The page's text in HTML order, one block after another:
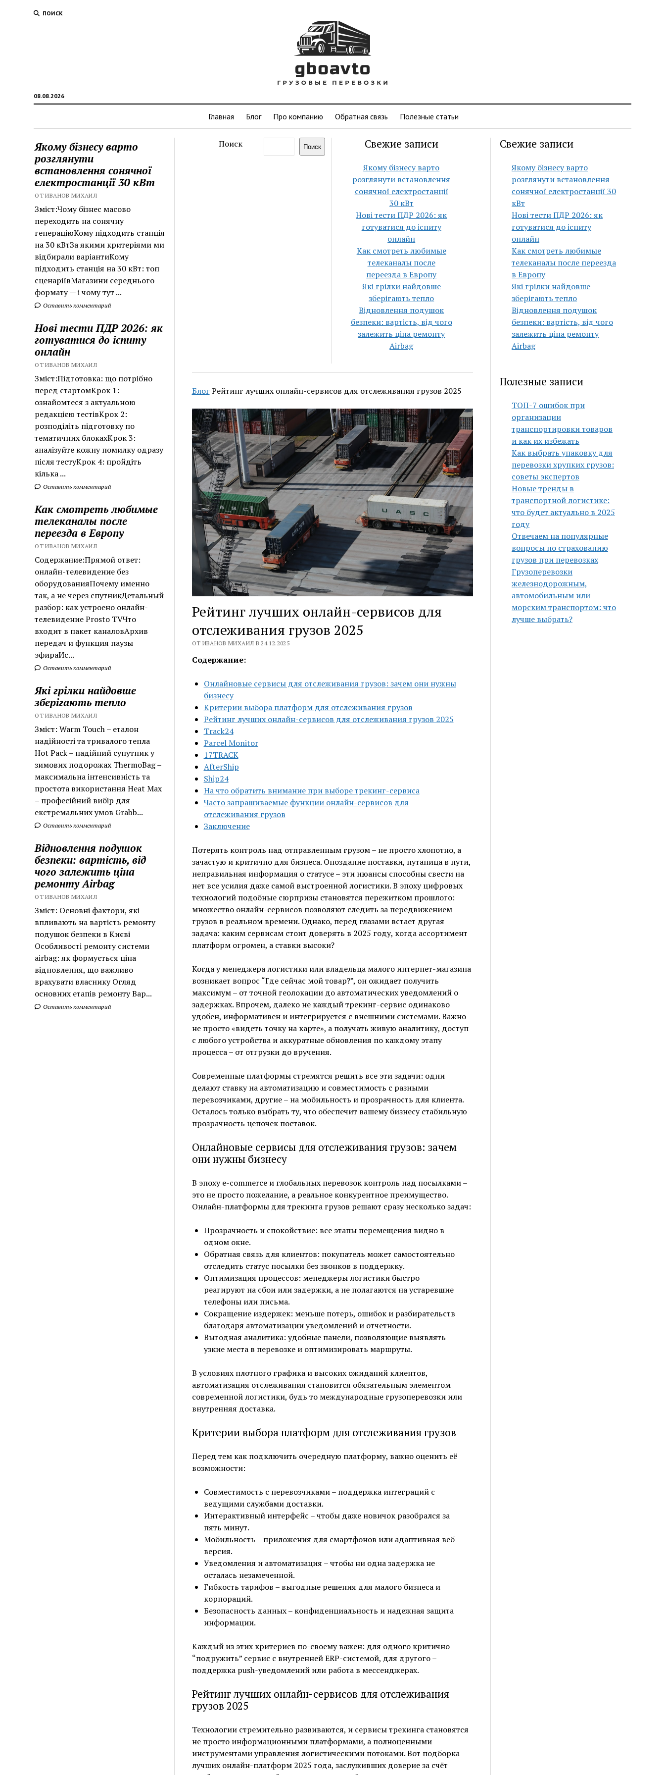
ПОИСК
08.08.2026
Главная Блог Про компанию Обратная связь Полезные статьи
Якому бізнесу варто
розглянути
встановлення сонячної
електростанції 30 кВт
ОТ ИВАНОВ МИХАИЛ
Зміст:Чому бізнес масово
переходить на сонячну
генераціюКому підходить станція
на 30 кВтЗа якими критеріями ми
відбирали варіантиКому
підходить станція на 30 кВт: топ
сценаріївМагазини середнього
формату — і чому тут ...
Оставить комментарий
Нові тести ПДР 2026: як
готуватися до іспиту
онлайн
ОТ ИВАНОВ МИХАИЛ
Зміст:Підготовка: що потрібно
перед стартомКрок 1:
ознайомтеся з актуальною
редакцією тестівКрок 2:
розподіліть підготовку по
тематичних блокахКрок 3:
аналізуйте кожну помилку одразу
після тестуКрок 4: пройдіть
кілька ...
Оставить комментарий
Как смотреть любимые
телеканалы после
переезда в Европу
ОТ ИВАНОВ МИХАИЛ
Содержание:Прямой ответ:
онлайн-телевидение без
оборудованияПочему именно
так, а не через спутникДетальный
разбор: как устроено онлайн-
телевидение Prosto TVЧто
входит в пакет каналовАрхив
передач и функция паузы
эфираИс...
Оставить комментарий
Які грілки найдовше
зберігають тепло
ОТ ИВАНОВ МИХАИЛ
Зміст: Warm Touch – еталон
надійності та тривалого тепла
Hot Pack – надійний супутник у
зимових подорожах ThermoBag –
максимальна інтенсивність та
простота використання Heat Max
– професійний вибір для
екстремальних умов Grabb...
Оставить комментарий
Відновлення подушок
безпеки: вартість, від
чого залежить ціна
ремонту Airbag
ОТ ИВАНОВ МИХАИЛ
Зміст: Основні фактори, які
впливають на вартість ремонту
подушок безпеки в Києві
Особливості ремонту системи
airbag: як формується ціна
відновлення, що важливо
врахувати власнику Огляд
основних етапів ремонту Вар...
Оставить комментарий
Поиск Поиск Свежие записи
Якому бізнесу варто
розглянути встановлення
сонячної електростанції
30 кВт
Нові тести ПДР 2026: як
готуватися до іспиту
онлайн
Как смотреть любимые
телеканалы после
переезда в Европу
Які грілки найдовше
зберігають тепло
Відновлення подушок
безпеки: вартість, від чого
залежить ціна ремонту
Airbag
Блог Рейтинг лучших онлайн-сервисов для отслеживания грузов 2025
Рейтинг лучших онлайн-сервисов для
отслеживания грузов 2025
ОТ ИВАНОВ МИХАИЛ В 24.12.2025
Содержание:
Онлайновые сервисы для отслеживания грузов: зачем они нужны
бизнесу
Критерии выбора платформ для отслеживания грузов
Рейтинг лучших онлайн-сервисов для отслеживания грузов 2025
Track24
Parcel Monitor
17TRACK
AfterShip
Ship24
На что обратить внимание при выборе трекинг-сервиса
Часто запрашиваемые функции онлайн-сервисов для
отслеживания грузов
Заключение
Потерять контроль над отправленным грузом – не просто хлопотно, а
зачастую и критично для бизнеса. Опоздание поставки, путаница в пути,
неправильная информация о статусе – эти нюансы способны свести на
нет все усилия даже самой выстроенной логистики. В эпоху цифровых
технологий подобные сюрпризы становятся пережитком прошлого:
множество онлайн-сервисов позволяют следить за передвижением
грузов в реальном времени. Однако, перед глазами встает другая
задача: каким сервисам стоит доверять в 2025 году, когда ассортимент
платформ огромен, а ставки высоки?
Когда у менеджера логистики или владельца малого интернет-магазина
возникает вопрос “Где сейчас мой товар?”, он ожидает получить
максимум – от точной геолокации до автоматических уведомлений о
задержках. Впрочем, далеко не каждый трекинг-сервис одинаково
удобен, информативен и интегрируется с внешними системами. Важно
не просто «видеть точку на карте», а получать живую аналитику, доступ
с любого устройства и аккуратные обновления по каждому этапу
процесса – от отгрузки до вручения.
Современные платформы стремятся решить все эти задачи: одни
делают ставку на автоматизацию и совместимость с разными
перевозчиками, другие – на мобильность и прозрачность для клиента.
Осталось только выбрать ту, что обеспечит вашему бизнесу стабильную
прозрачность цепочек поставок.
Онлайновые сервисы для отслеживания грузов: зачем
они нужны бизнесу
В эпоху e-commerce и глобальных перевозок контроль над посылками –
это не просто пожелание, а реальное конкурентное преимущество.
Онлайн-платформы для трекинга грузов решают сразу несколько задач:
Прозрачность и спокойствие: все этапы перемещения видно в
одном окне.
Обратная связь для клиентов: покупатель может самостоятельно
отследить статус посылки без звонков в поддержку.
Оптимизация процессов: менеджеры логистики быстро
реагируют на сбои или задержки, а не полагаются на устаревшие
телефоны или письма.
Сокращение издержек: меньше потерь, ошибок и разбирательств
благодаря автоматизации уведомлений и отчетности.
Выгодная аналитика: удобные панели, позволяющие выявлять
узкие места в перевозке и оптимизировать маршруты.
В условиях плотного графика и высоких ожиданий клиентов,
автоматизация отслеживания становится обязательным элементом
современной логистики, будь то международные грузоперевозки или
внутренняя доставка.
Критерии выбора платформ для отслеживания грузов
Перед тем как подключить очередную платформу, важно оценить её
возможности:
Совместимость с перевозчиками – поддержка интеграций с
ведущими службами доставки.
Интерактивный интерфейс – чтобы даже новичок разобрался за
пять минут.
Мобильность – приложения для смартфонов или адаптивная веб-
версия.
Уведомления и автоматизация – чтобы ни одна задержка не
осталась незамеченной.
Гибкость тарифов – выгодные решения для малого бизнеса и
корпораций.
Безопасность данных – конфиденциальность и надежная защита
информации.
Каждый из этих критериев по-своему важен: для одного критично
“подружить” сервис с внутренней ERP-системой, для другого –
поддержка push-уведомлений или работа в мессенджерах.
Рейтинг лучших онлайн-сервисов для отслеживания
грузов 2025
Технологии стремительно развиваются, и сервисы трекинга становятся
не просто информационными платформами, а полноценными
инструментами управления логистическими потоками. Вот подборка
лучших онлайн-платформ 2025 года, заслуживших доверие за счёт
Свежие записи
Якому бізнесу варто
розглянути встановлення
сонячної електростанції 30
кВт
Нові тести ПДР 2026: як
готуватися до іспиту
онлайн
Как смотреть любимые
телеканалы после переезда
в Европу
Які грілки найдовше
зберігають тепло
Відновлення подушок
безпеки: вартість, від чого
залежить ціна ремонту
Airbag
Полезные записи
ТОП-7 ошибок при
организации
транспортировки товаров
и как их избежать
Как выбрать упаковку для
перевозки хрупких грузов:
советы экспертов
Новые тренды в
транспортной логистике:
что будет актуально в 2025
году
Отвечаем на популярные
вопросы по страхованию
грузов при перевозках
Грузоперевозки
железнодорожным,
автомобильным или
морским транспортом: что
лучше выбрать?